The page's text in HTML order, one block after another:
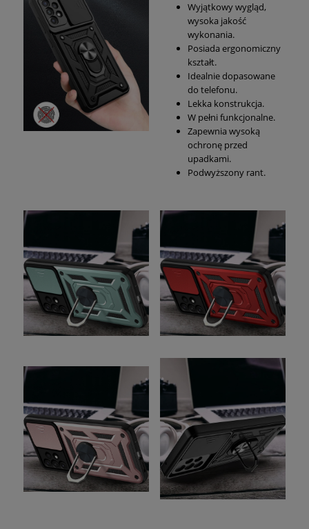
Wyjątkowy wygląd,
wysoka jakość
wykonania.
Posiada ergonomiczny
kształt.
Idealnie dopasowane
do telefonu.
Lekka konstrukcja.
W pełni funkcjonalne.
Zapewnia wysoką
ochronę przed
upadkami.
Podwyższony rant.